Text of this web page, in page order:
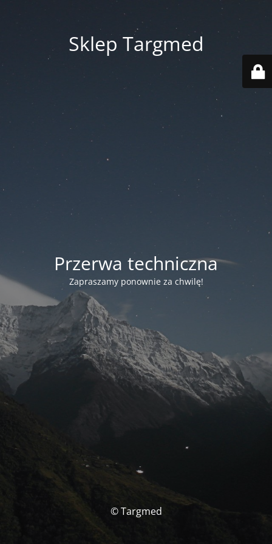
Sklep Targmed
Przerwa techniczna
Zapraszamy ponownie za chwilę!
© Targmed